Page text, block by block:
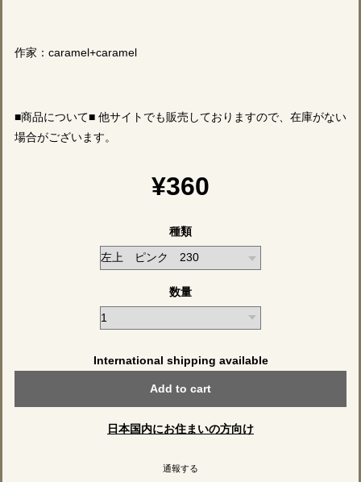
作家：caramel+caramel
■商品について■ 他サイトでも販売しておりますので、在庫がない
場合がございます。
¥360
種類
数量
International shipping available
Add to cart
日本国内にお住まいの方向け
通報する